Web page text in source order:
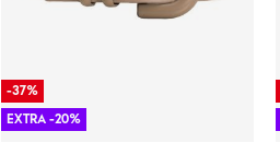
-37%
EXTRA -20%